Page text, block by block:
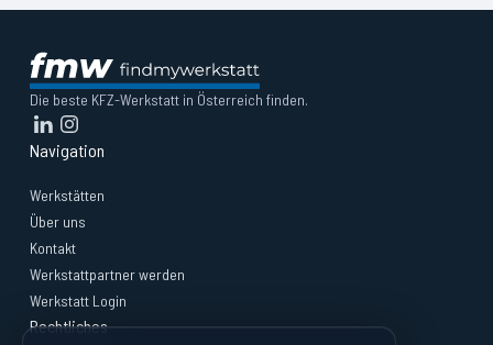
Die beste KFZ-Werkstatt in Österreich finden.
Navigation
Werkstätten
Über uns
Kontakt
Werkstattpartner werden
Werkstatt Login
Rechtliches